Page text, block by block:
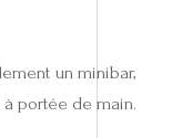
un minibar,
portée de main.